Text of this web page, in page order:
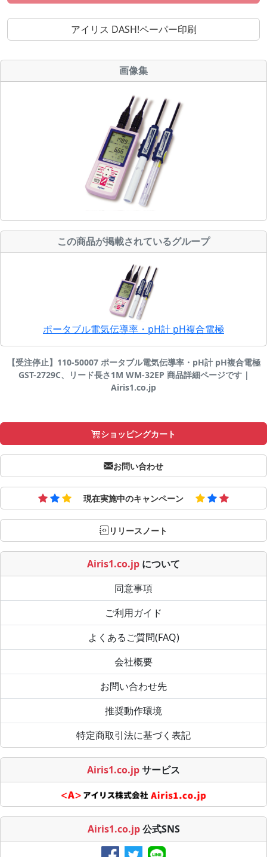
アイリス DASH!ペーパー印刷
画像集
この商品が掲載されているグループ
ポータブル電気伝導率・pH計 pH複合電極
【受注停止】110-50007 ポータブル電気伝導率・pH計 pH複合電極
GST-2729C、リード長さ1M WM-32EP 商品詳細ページです |
Airis1.co.jp
ショッピングカート
お問い合わせ
現在実施中のキャンペーン
リリースノート
Airis1.co.jp について
同意事項
ご利用ガイド
よくあるご質問(FAQ)
会社概要
お問い合わせ先
推奨動作環境
特定商取引法に基づく表記
Airis1.co.jpサービス
Airis1.co.jp 公式SNS